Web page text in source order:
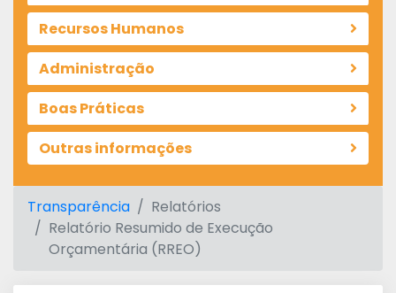
Recursos Humanos
Administração
Boas Práticas
Outras informações
Transparência
Relatórios
Relatório Resumido de Execução
Orçamentária (RREO)